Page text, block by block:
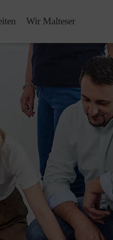
Wir Malteser